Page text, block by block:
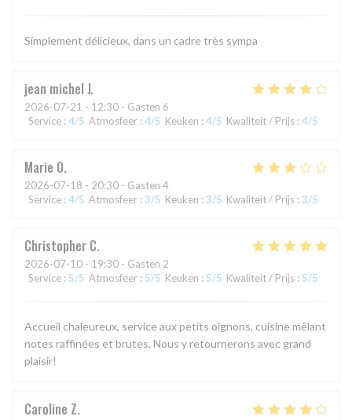
Simplement délicieux, dans un cadre très sympa
jean michel J
2026-07-21 - 12:30 - Gasten 6
Service : 4/5 Atmosfeer : 4/5 Keuken : 4/5 Kwaliteit / Prijs : 4/5
Marie O
2026-07-18 - 20:30 - Gasten 4
Service : 4/5 Atmosfeer : 3/5 Keuken : 3/5 Kwaliteit / Prijs : 3/5
Christopher C
2026-07-10 - 19:30 - Gasten 2
Service : 5/5 Atmosfeer : 5/5 Keuken : 5/5 Kwaliteit / Prijs : 5/5
Accueil chaleureux, service aux petits oignons, cuisine mêlant
notes raffinées et brutes. Nous y retournerons avec grand
plaisir!
Caroline Z